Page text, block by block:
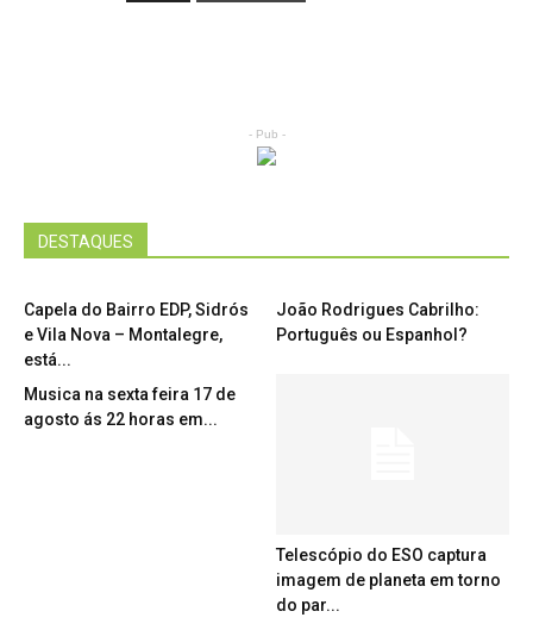
- Pub -
DESTAQUES
Capela do Bairro EDP, Sidrós
e Vila Nova – Montalegre,
está...
João Rodrigues Cabrilho:
Português ou Espanhol?
Musica na sexta feira 17 de
agosto ás 22 horas em...
Telescópio do ESO captura
imagem de planeta em torno
do par...